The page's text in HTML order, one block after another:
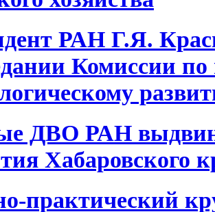
РАН Г.Я.
Комиссии по
ДВО РАН
Хабаровского
практический